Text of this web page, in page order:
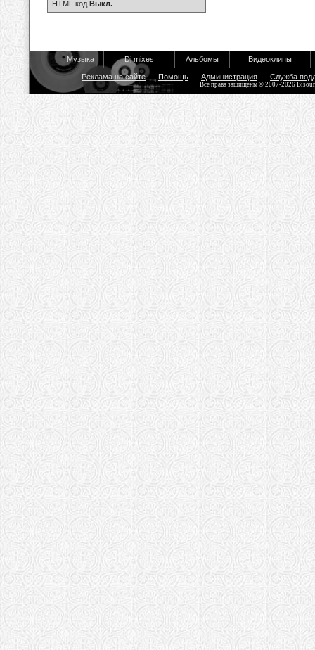
HTML код Выкл.
Музыка Dj mixes Альбомы Видеоклипы
Реклама на сайте Помощь Администрация Служба
Все права защищены © 2007-2026